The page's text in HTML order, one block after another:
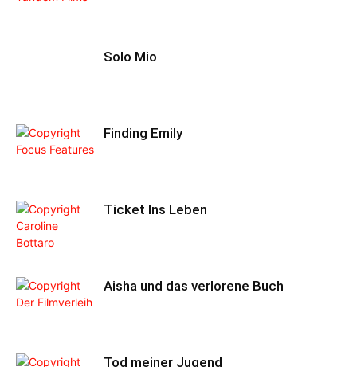
Solo Mio
Finding Emily
Ticket Ins Leben
Aisha und das verlorene Buch
Tod meiner Jugend